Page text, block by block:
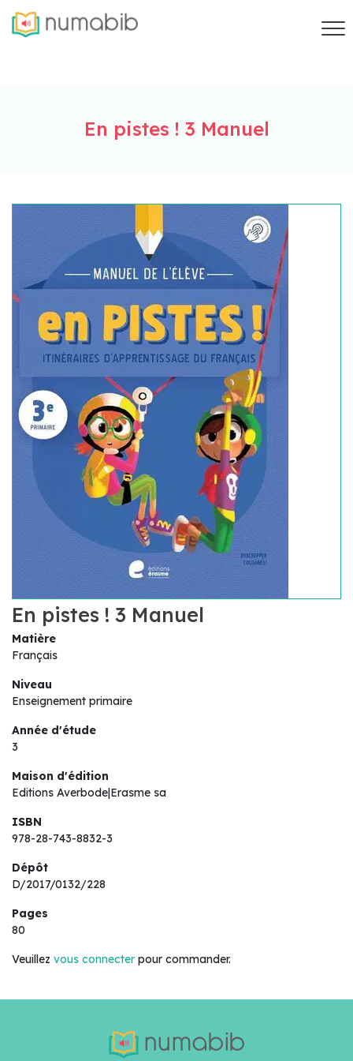
En pistes ! 3 Manuel
En pistes ! 3 Manuel
Matière
Français
Niveau
Enseignement primaire
Année d'étude
3
Maison d'édition
Editions Averbode|Erasme sa
ISBN
978-28-743-8832-3
Dépôt
D/2017/0132/228
Pages
80
Veuillez vous connecter pour commander.